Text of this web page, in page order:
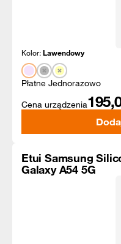
Kolor:Lawendowy
Płatne Jednorazowo
Cena urządzenia
Etui Samsung
Galaxy A54 5G